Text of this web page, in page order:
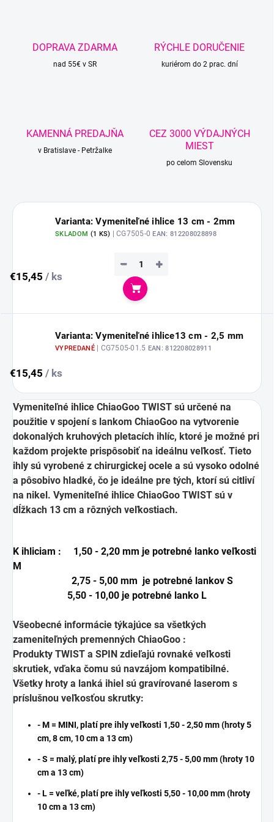
DOPRAVA ZDARMA
nad 55€ v SR
RÝCHLE DORUČENIE
kuriérom do 2 prac. dní
KAMENNÁ PREDAJŇA
v Bratislave - Petržalke
CEZ 3000 VÝDAJNÝCH
MIEST
po celom Slovensku
Varianta: Vymeniteľné ihlice 13 cm - 2mm
SKLADOM (1 KS) | CG7505-0EAN: 812208028898
€15,45 / ks
+
−
Do košíka
Varianta: Vymeniteľné ihlice13 cm - 2,5 mm
VYPREDANÉ | CG7505-01.5 EAN: 812208028911
€15,45 / ks
Vymeniteľné ihlice ChiaoGoo TWIST sú určené na
použitie v spojení s lankom ChiaoGoo na vytvorenie
dokonalých kruhových pletacích ihlíc, ktoré je možné pri
každom projekte prispôsobiť na ideálnu veľkosť. Tieto
ihly sú vyrobené z chirurgickej ocele a sú vysoko odolné
a pôsobivo hladké, čo je ideálne pre tých, ktorí sú citliví
na nikel. Vymeniteľné ihlice ChiaoGoo TWIST sú v
dĺžkach 13 cm a rôzných veľkostiach.
K ihliciam : 1,50 - 2,20 mm je potrebné lanko veľkosti
M
2,75 - 5,00 mm je potrebné lankov S
5,50 - 10,00 je potrebné lanko L
Všeobecné informácie týkajúce sa všetkých
zameniteľných premenných ChiaoGoo :
Produkty TWIST a SPIN zdieľajú rovnaké veľkosti
skrutiek, vďaka čomu sú navzájom kompatibilné.
Všetky hroty a lanká ihiel sú gravírované laserom s
príslušnou veľkosťou skrutky:
- M = MINI, platí pre ihly veľkosti 1,50 - 2,50 mm (hroty 5
cm, 8 cm, 10 cm a 13 cm)
- S = malý, platí pre ihly veľkosti 2,75 - 5,00 mm (hroty 10
cm a 13 cm)
- L = veľké, platí pre ihly veľkosti 5,50 - 10,00 mm (hroty
10 cm a 13 cm)